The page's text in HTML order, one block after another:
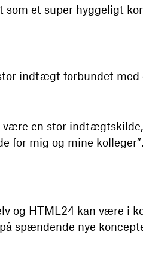
et super hyggeligt
indtægt forbundet med
en stor
for mig og mine kolleger”.
og HTML24 kan være i
spændende nye